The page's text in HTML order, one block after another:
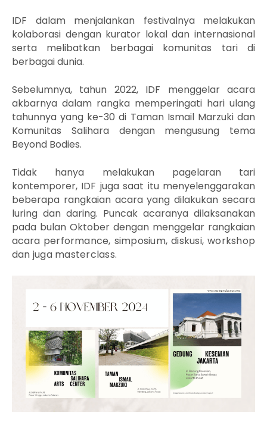
IDF dalam menjalankan festivalnya melakukan
kolaborasi dengan kurator lokal dan internasional
serta melibatkan berbagai komunitas tari di
berbagai dunia.
Sebelumnya, tahun 2022, IDF menggelar acara
akbarnya dalam rangka memperingati hari ulang
tahunnya yang ke-30 di Taman Ismail Marzuki dan
Komunitas Salihara dengan mengusung tema
Beyond Bodies.
Tidak hanya melakukan pagelaran tari
kontemporer, IDF juga saat itu menyelenggarakan
beberapa rangkaian acara yang dilakukan secara
luring dan daring. Puncak acaranya dilaksanakan
pada bulan Oktober dengan menggelar rangkaian
acara performance, simposium, diskusi, workshop
dan juga masterclass.